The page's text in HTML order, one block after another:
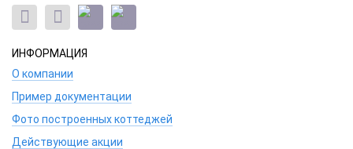
ИНФОРМАЦИЯ
О компании
Пример документации
Фото построенных коттеджей
Действующие акции